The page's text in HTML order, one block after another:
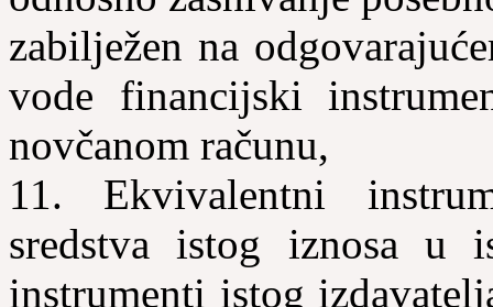
zabilježen na
vode financijski
novčanom računu,
11. Ekvivalentni
sredstva istog iznosa u
instrumenti istog